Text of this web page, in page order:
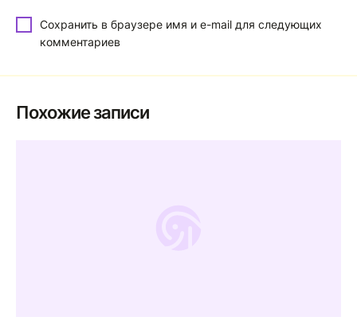
Сохранить в браузере имя и e-mail для следующих
комментариев
Похожие записи